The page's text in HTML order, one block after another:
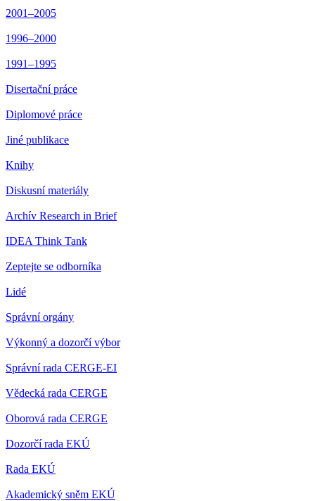
2001–2005
1996–2000
1991–1995
Disertační práce
Diplomové práce
Jiné publikace
Knihy
Diskusní materiály
Archív Research in Brief
IDEA Think Tank
Zeptejte se odborníka
Lidé
Správní orgány
Výkonný a dozorčí výbor
Správní rada CERGE-EI
Vědecká rada CERGE
Oborová rada CERGE
Dozorčí rada EKÚ
Rada EKÚ
Akademický sněm EKÚ